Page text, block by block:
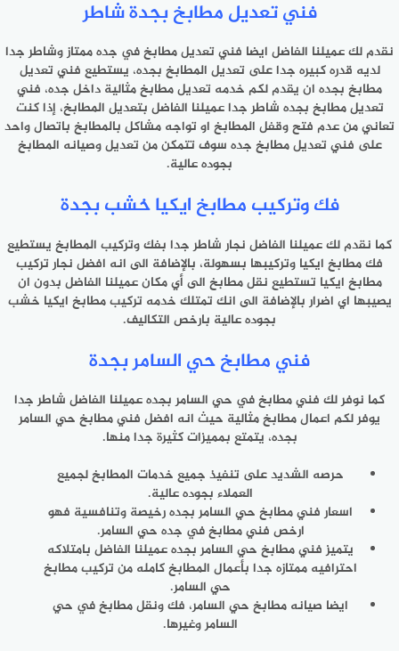
فني تعديل مطابخ بجدة شاطر
نقدم لك عميلنا الفاضل ايضا فني تعديل مطابخ في جده ممتاز وشاطر جدا
لديه قدره كبيره جدا على تعديل المطابخ بجده، يستطيع فني تعديل
مطابخ بجده ان يقدم لكم خدمه تعديل مطابخ مثالية داخل جده، فني
تعديل مطابخ بجده شاطر جدا عميلنا الفاضل بتعديل المطابخ، إذا كنت
تعاني من عدم فتح وقفل المطابخ او تواجه مشاكل بالمطابخ باتصال واحد
على فني تعديل مطابخ جده سوف تتمكن من تعديل وصيانه المطابخ
بجوده عالية.
فك وتركيب مطابخ ايكيا خشب بجدة
كما نقدم لك عميلنا الفاضل نجار شاطر جدا بفك وتركيب المطابخ يستطيع
فك مطابخ ايكيا وتركيبها بسهولة، بالإضافة الى انه افضل نجار تركيب
مطابخ ايكيا تستطيع نقل مطابخ الى أي مكان عميلنا الفاضل بدون ان
يصيبها اي اضرار بالإضافة الى انك تمتلك خدمه تركيب مطابخ ايكيا خشب
بجوده عالية بارخص التكاليف.
فني مطابخ حي السامر بجدة
كما نوفر لك فني مطابخ في حي السامر بجده عميلنا الفاضل شاطر جدا
يوفر لكم اعمال مطابخ مثالية حيث انه افضل فني مطابخ حي السامر
بجده، يتمتع بمميزات كثيرة جدا منها.
حرصه الشديد على تنفيذ جميع خدمات المطابخ لجميع
العملاء بجوده عالية.
اسعار فني مطابخ حي السامر بجده رخيصة وتنافسية فهو
ارخص فني مطابخ في جده حي السامر.
يتميز فني مطابخ حي السامر بجده عميلنا الفاضل بامتلاكه
احترافيه ممتازه جدا بأعمال المطابخ كامله من تركيب مطابخ
حي السامر.
ايضا صيانه مطابخ حي السامر، فك ونقل مطابخ في حي
السامر وغيرها.